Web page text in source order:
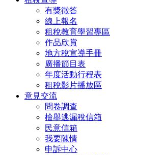
有獎徵答
線上報名
租稅教育學習專區
作品欣賞
地方稅宣導手冊
廣播節目表
年度活動行程表
租稅影片播放區
意見交流
問卷調查
檢舉逃漏稅信箱
民意信箱
我要陳情
申訴中心